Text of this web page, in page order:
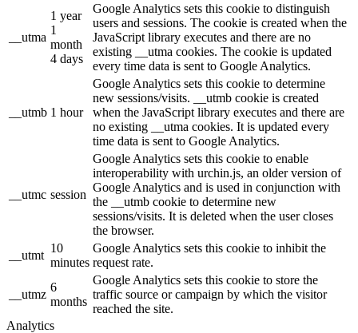
__utma
1 year
1
month
4 days
Google Analytics sets this cookie to distinguish
users and sessions. The cookie is created when the
JavaScript library executes and there are no
existing __utma cookies. The cookie is updated
every time data is sent to Google Analytics.
__utmb 1 hour
Google Analytics sets this cookie to determine
new sessions/visits. __utmb cookie is created
when the JavaScript library executes and there are
no existing __utma cookies. It is updated every
time data is sent to Google Analytics.
__utmc session
Google Analytics sets this cookie to enable
interoperability with urchin.js, an older version of
Google Analytics and is used in conjunction with
the __utmb cookie to determine new
sessions/visits. It is deleted when the user closes
the browser.
__utmt
10
minutes
Google Analytics sets this cookie to inhibit the
request rate.
__utmz
6
months
Google Analytics sets this cookie to store the
traffic source or campaign by which the visitor
reached the site.
Analytics